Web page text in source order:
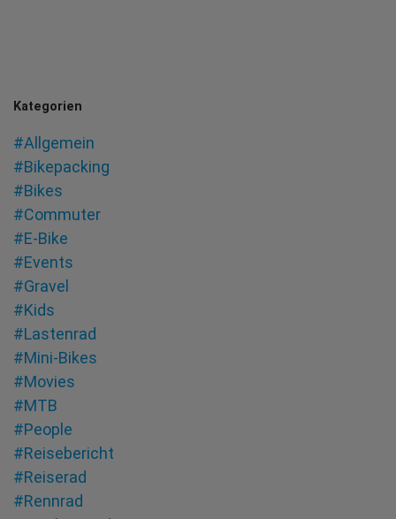
Kategorien
#Allgemein
#Bikepacking
#Bikes
#Commuter
#E-Bike
#Events
#Gravel
#Kids
#Lastenrad
#Mini-Bikes
#Movies
#MTB
#People
#Reisebericht
#Reiserad
#Rennrad